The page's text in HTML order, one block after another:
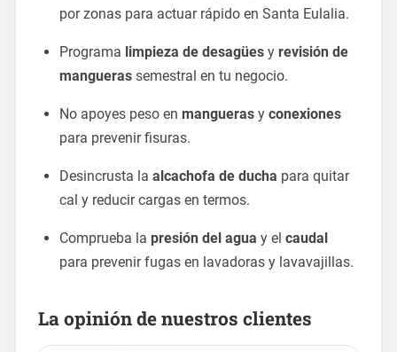
por zonas para actuar rápido en Santa Eulalia.
Programa limpieza de desagüesy revisión de
manguerassemestral en tu negocio.
No apoyes peso en manguerasy conexiones
para prevenir fisuras.
Desincrusta la alcachofa de ducha para quitar
cal y reducir cargas en termos.
Comprueba la presión del agua y el caudal
para prevenir fugas en lavadoras y lavavajillas.
La opinión de nuestros clientes